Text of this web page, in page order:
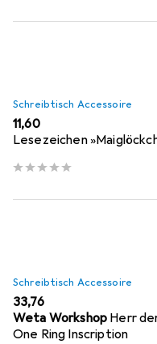
Schreibtisch Accessoire
EUR
11,60
Lesezeichen
Schreibtisch Accessoire
EUR
33,76
Weta Workshop Herr
One Ring Inscription